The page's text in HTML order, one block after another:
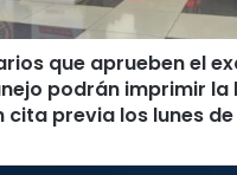
que aprueben el
podrán imprimir la
cita previa los lunes